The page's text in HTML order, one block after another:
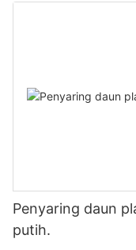
Penyaring daun
putih.